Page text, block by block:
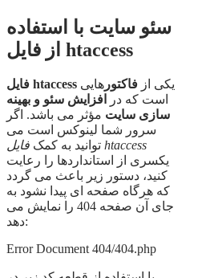
سئو سایت با استفاده
از فایل htaccess
فایل htaccess یکی از فاکتور هایی
است که در
افزایش سئو و بهینه
سازی سایت مؤثر می باشد. اگر
سرور شما لینوکس است می
توانید به کمک فایل htaccess
یکسری از استانداردها را رعایت
کنید، دستور زیر باعث می گردد
که هرگاه صفحه ای پیدا نشود به
جای آن صفحه 404 را نمایش می
دهد:
Error Document 404/404.php